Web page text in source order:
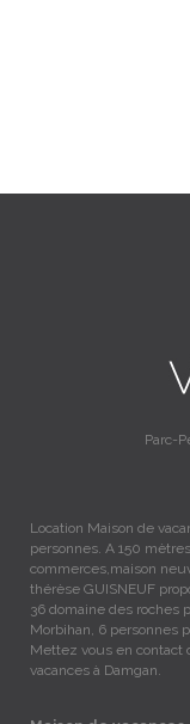
Parc-
Location Maison de
personnes. A 150
commerces,maison
thérèse GUISNEUF
36 domaine des roches
Morbihan, 6 personnes
Mettez vous en contact
vacances à Damgan.